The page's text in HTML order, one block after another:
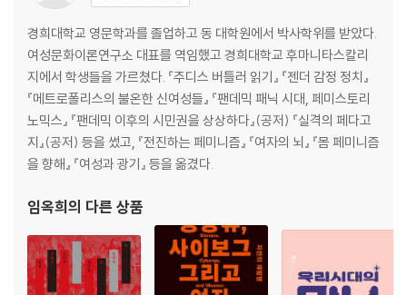
경희대학교 영문학과를 졸업하고 동 대학원에서 박사학위를 받았다.
여성문화이론연구소 대표를 역임했고 경희대학교 후마니타스칼리
지에서 학생들을 가르쳤다. 『주디스 버틀러 읽기』 『젠더 감정 정치』
『메트로폴리스의 불온한 신여성들』 『팬데믹 패닉 시대, 페미스토리
노믹스』 『팬데믹 이후의 시민권을 상상하다』(공저) 『실격의 페다고
지』(공저) 등을 썼고, 『전진하는 페미니즘』 『여자의 뇌』 『몸 페미니즘
을 향해』 『여성과 광기』 등을 옮겼다.
임옥희의 다른 상품